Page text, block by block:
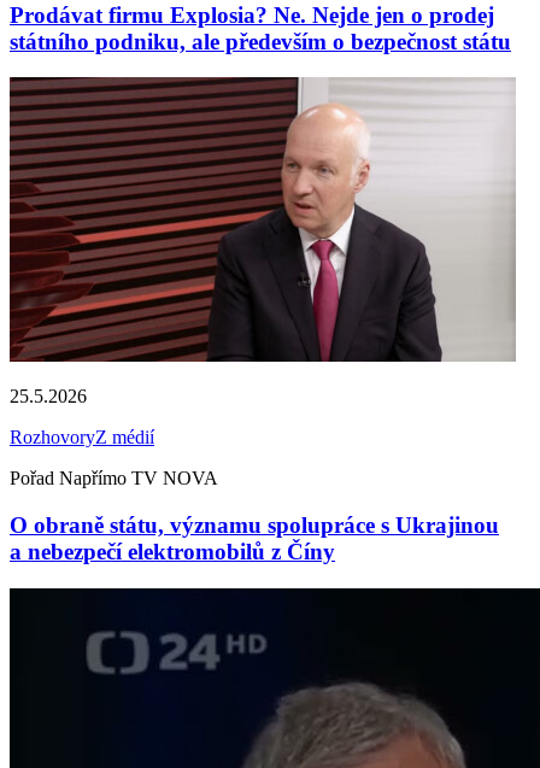
Prodávat firmu Explosia? Ne. Nejde jen o prodej
státního podniku, ale především o bezpečnost státu
25.5.2026
RozhovoryZ médií
Pořad Napřímo TV NOVA
O obraně státu, významu spolupráce s Ukrajinou
a nebezpečí elektromobilů z Číny